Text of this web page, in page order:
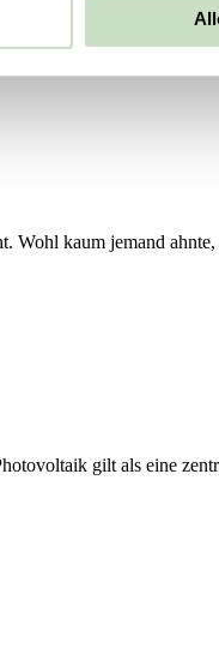
Fair Invest wird die…
Wohl kaum jemand
gilt als eine